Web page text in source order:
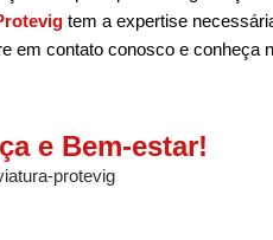
tem a expertise
em contato conosco e conheça
e Bem-estar!